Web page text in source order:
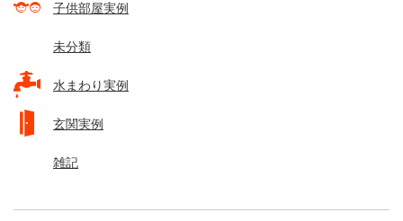
子供部屋実例
未分類
水まわり実例
玄関実例
雑記